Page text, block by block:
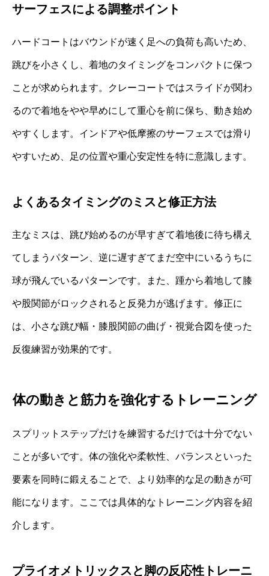
サーフェスによる調整ポイント
ハードコートはバウンドが速く足への負荷も高いため、
跳びを小さくし、着地のタイミングをコンパクトに保つ
ことが求められます。クレーコートではスライドが関わ
るので着地をやや早めにして重心を前に保ち、動き始め
やすくします。インドアや低摩擦のサーフェスでは滑り
やすいため、足の位置や重心安定性を特に意識します。
よくあるタイミングのミスと修正方法
主なミスは、跳び始めるのが早すぎて着地後に待ち構え
てしまうパターン、逆に遅すぎてまだ空中にいるうちに
球が飛んでいるパターンです。また、踵から着地して膝
や股関節がロックされると反発力が逃げます。修正に
は、小さな跳び幅・膝股関節の曲げ・視覚合図を使った
反復練習が効果的です。
体の動きと筋力を強化するトレーニング
スプリットステップだけを練習するだけでは十分でない
ことが多いです。体の強化や柔軟性、バランスといった
要素を同時に鍛えることで、より効率的な足の動きが可
能になります。ここでは具体的なトレーニング内容を紹
介します。
プライオメトリックスと脚の反応性トレーニ